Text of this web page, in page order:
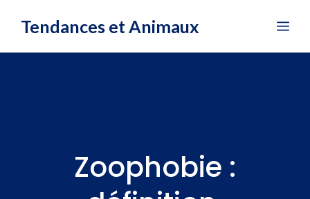
Tendances et Animaux
Zoophobie :